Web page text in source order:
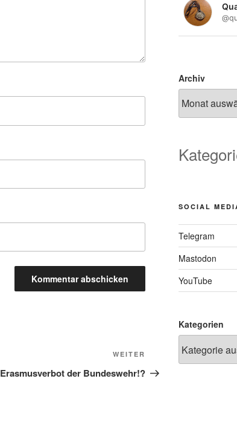
Nächster
Beitrag
WEITER
Erasmusverbot der Bundeswehr!?
Archiv
SOCIAL
Telegram
Mastodon
YouTube
Kategorien